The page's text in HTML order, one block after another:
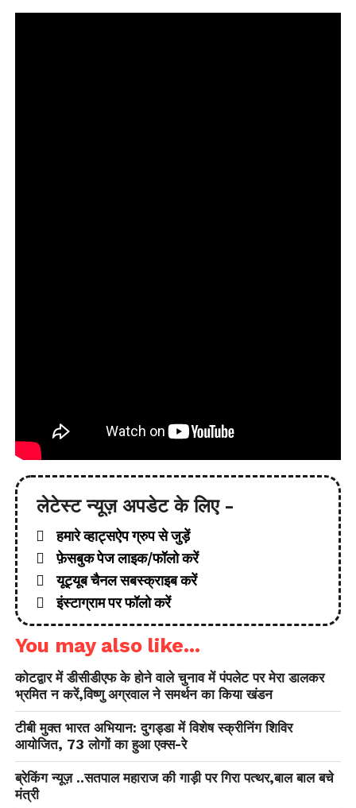
लेटेस्ट न्यूज़ अपडेट के लिए -
हमारे व्हाट्सऐप ग्रुप से जुड़ें
फ़ेसबुक पेज लाइक/फॉलो करें
यूट्यूब चैनल सबस्क्राइब करें
इंस्टाग्राम पर फॉलो करें
You may also like...
कोटद्वार में डीसीडीएफ के होने वाले चुनाव में पंपलेट पर मेरा डालकर
भ्रमित न करें,विष्णु अग्रवाल ने समर्थन का किया खंडन
टीबी मुक्त भारत अभियान: दुगड्डा में विशेष स्क्रीनिंग शिविर
आयोजित, 73 लोगों का हुआ एक्स-रे
ब्रेकिंग न्यूज़ ..सतपाल महाराज की गाड़ी पर गिरा पत्थर,बाल बाल बचे
मंत्री